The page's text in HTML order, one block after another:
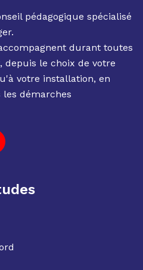
pédagogique spécialisé
durant toutes
depuis le choix de votre
votre installation, en
démarches